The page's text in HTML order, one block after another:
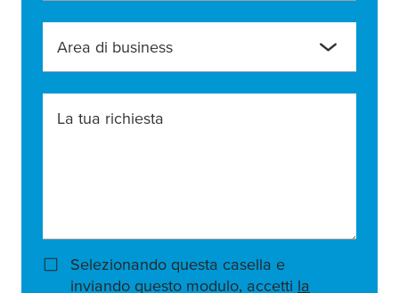
Area di business
La tua richiesta
Selezionando questa casella e
inviando questo modulo, accetti la